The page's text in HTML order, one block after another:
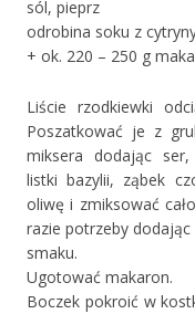
sól, pieprz
odrobina soku z
+ ok. 220 – 250 g
Liście rzodkiewki
Poszatkować je z
miksera dodając
listki bazylii, ząbek
oliwę i zmiksować
razie potrzeby
smaku.
Ugotować makaron.
Boczek pokroić w